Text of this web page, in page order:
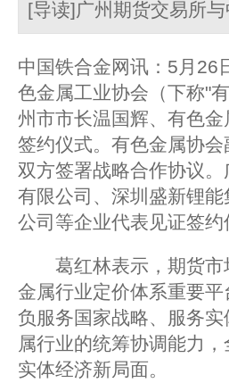
[导读]广州期货交易所
中国铁合金网讯：5月26
色金属工业协会（下称"
州市市长温国辉、有色
签约仪式。有色金属协
双方签署战略合作协议
有限公司、深圳盛新锂
公司等企业代表见证签约
葛红林表示，期货市
金属行业定价体系重要
负服务国家战略、服务
属行业的统筹协调能力
实体经济新局面。